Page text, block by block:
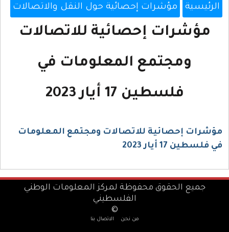
الرئيسية مؤشرات إحصائية حول النقل والاتصالات
مؤشرات إحصائية للاتصالات
ومجتمع المعلومات في
فلسطين 17 أيار 2023
مؤشرات إحصائية للاتصالات ومجتمع المعلومات
في فلسطين 17 أيار 2023
جميع الحقوق محفوظة لمركز المعلومات الوطني
الفلسطيني
©
من نحن الاتصال بنا